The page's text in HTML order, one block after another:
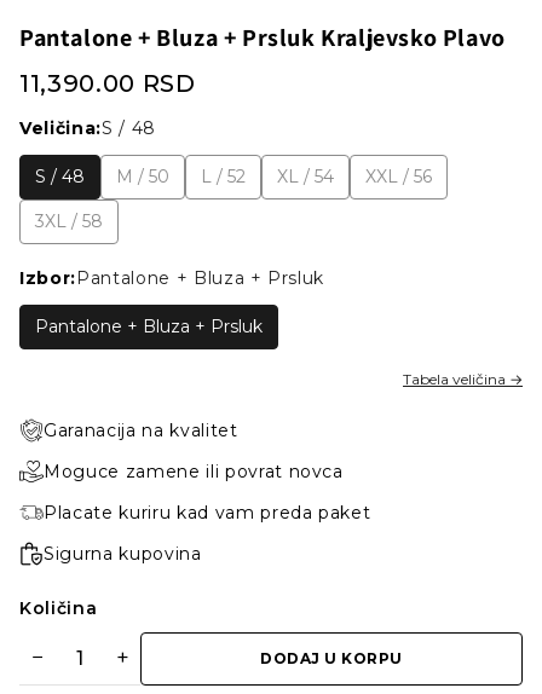
Pantalone + Bluza + Prsluk Kraljevsko Plavo
11,390.00 RSD
Veličina:S / 48
S / 48 M / 50 L / 52 XL / 54 XXL / 56
3XL / 58
Izbor:Pantalone + Bluza + Prsluk
Pantalone + Bluza + Prsluk
Tabela veličina →
Garanacija na kvalitet
Moguce zamene ili povrat novca
Placate kuriru kad vam preda paket
Sigurna kupovina
Količina
− + DODAJ U KORPU